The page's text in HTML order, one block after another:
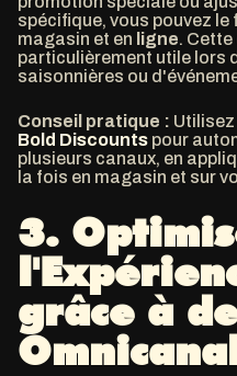
spécifique, vous pouvez
magasin et en ligne. Cette
particulièrement utile lors
saisonnières ou
Conseil pratique : Utilisez
Bold Discounts pour
plusieurs canaux, en
la fois en magasin et sur
3.
grâce à